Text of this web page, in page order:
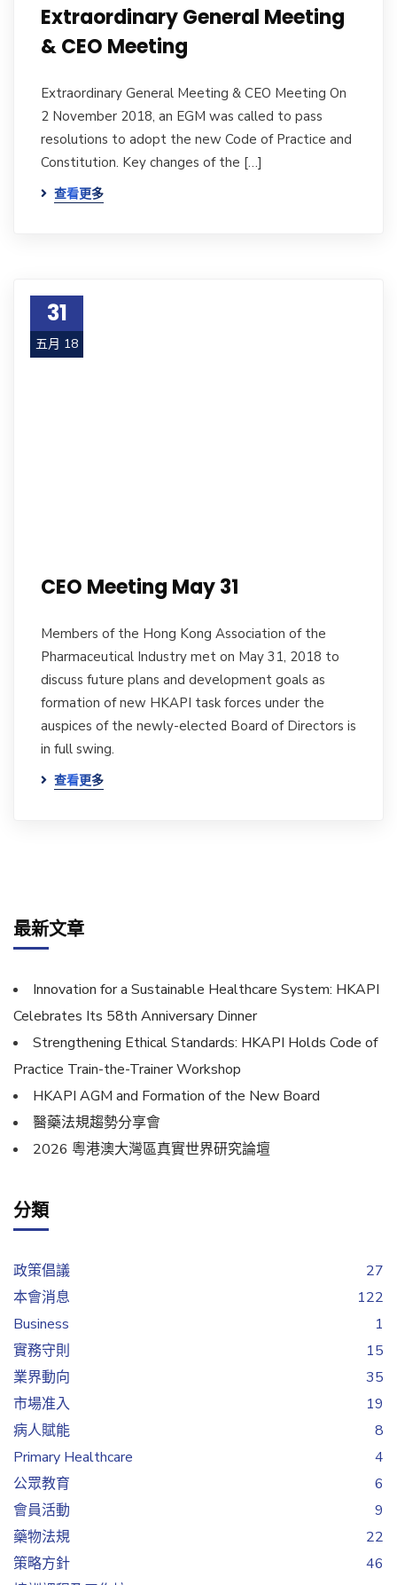
Extraordinary General Meeting
& CEO Meeting
Extraordinary General Meeting & CEO Meeting On
2 November 2018, an EGM was called to pass
resolutions to adopt the new Code of Practice and
Constitution. Key changes of the […]
查看更多
31
五月 18
CEO Meeting May 31
Members of the Hong Kong Association of the
Pharmaceutical Industry met on May 31, 2018 to
discuss future plans and development goals as
formation of new HKAPI task forces under the
auspices of the newly-elected Board of Directors is
in full swing.
查看更多
最新文章
Innovation for a Sustainable Healthcare System: HKAPI
Celebrates Its 58th Anniversary Dinner
Strengthening Ethical Standards: HKAPI Holds Code of
Practice Train-the-Trainer Workshop
HKAPI AGM and Formation of the New Board
醫藥法規趨勢分享會
2026 粵港澳大灣區真實世界研究論壇
分類
政策倡議
27
本會消息
122
Business
1
實務守則
15
業界動向
35
市場准入
19
病人賦能
8
Primary Healthcare
4
公眾教育
6
會員活動
9
藥物法規
22
策略方針
46